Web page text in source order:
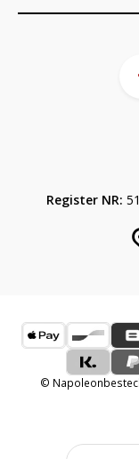
Register NR:
©